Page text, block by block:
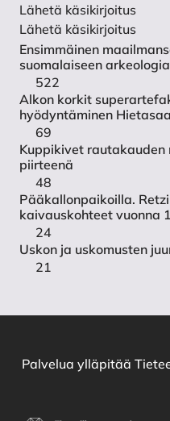
Lähetä käsikirjoitus
Lähetä käsikirjoitus
Ensimmäinen
suomalaiseen
522
Alkon korkit
hyödyntäminen
69
Kuppikivet
piirteenä
48
Pääkallonpaikoilla.
kaivauskohteet vuonna
24
Uskon ja uskomusten
21
Palvelua ylläpitää